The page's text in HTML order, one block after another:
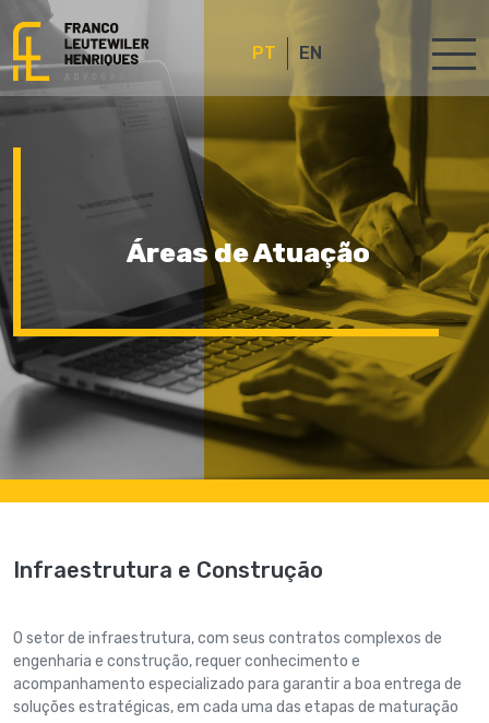
PT EN
Áreas de Atuação
Infraestrutura e Construção
O setor de infraestrutura, com seus contratos complexos de
engenharia e construção, requer conhecimento e
acompanhamento especializado para garantir a boa entrega de
soluções estratégicas, em cada uma das etapas de maturação